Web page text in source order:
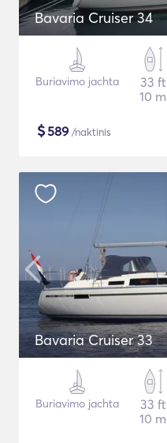
Bavaria Cruiser 34
Buriavimo jachta
33 ft
10 m
$589 /naktinis
Bavaria Cruiser 33
Buriavimo jachta
33 ft
10 m